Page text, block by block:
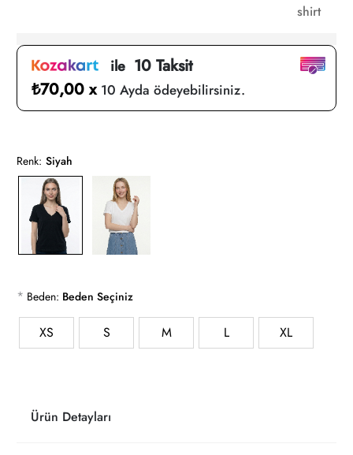
shirt
ile10 Taksit
₺70,00 x 10 Ayda ödeyebilirsiniz.
Renk: Siyah
* Beden: Beden Seçiniz
XS S M L XL
Ürün Detayları